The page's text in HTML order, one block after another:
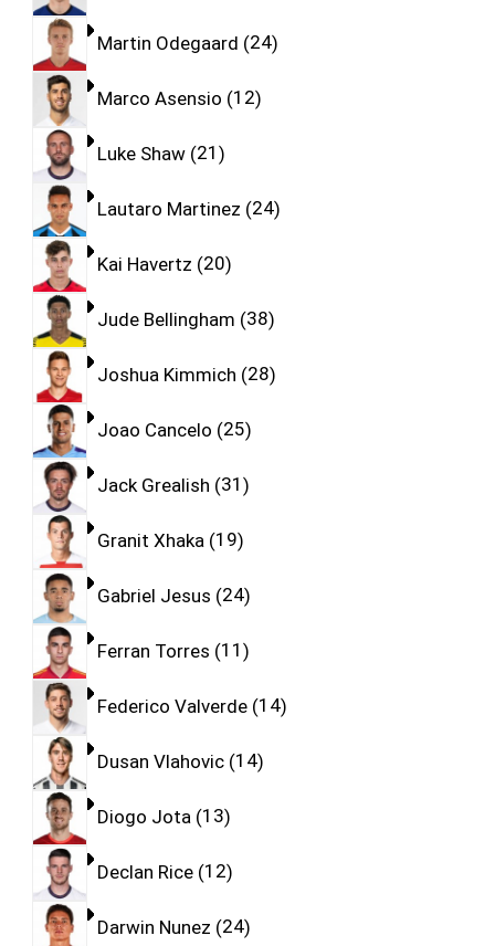
Martin Odegaard 24
Marco Asensio 12
Luke Shaw 21
Lautaro Martinez 24
Kai Havertz 20
Jude Bellingham 38
Joshua Kimmich 28
Joao Cancelo 25
Jack Grealish 31
Granit Xhaka 19
Gabriel Jesus 24
Ferran Torres 11
Federico Valverde 14
Dusan Vlahovic 14
Diogo Jota 13
Declan Rice 12
Darwin Nunez 24